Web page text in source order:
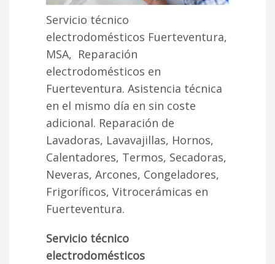
Servicio técnico
electrodomésticos Fuerteventura,
MSA, Reparación
electrodomésticos en
Fuerteventura. Asistencia técnica
en el mismo día en sin coste
adicional. Reparación de
Lavadoras, Lavavajillas, Hornos,
Calentadores, Termos, Secadoras,
Neveras, Arcones, Congeladores,
Frigoríficos, Vitrocerámicas en
Fuerteventura.
Servicio técnico
electrodomésticos